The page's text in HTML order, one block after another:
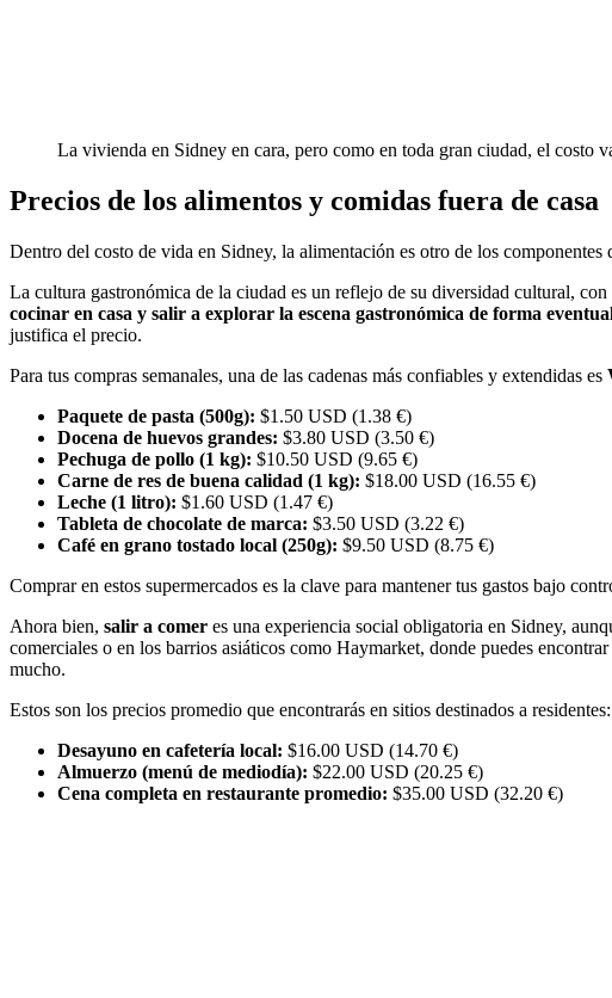
La vivienda en Sidney en cara, pero como en toda gran ciudad, el costo
Precios de los alimentos y comidas fuera de casa
Dentro del costo de vida en Sidney, la alimentación es otro de los
La cultura gastronómica de la ciudad es un reflejo de su diversidad cultural,
cocinar en casa y salir a explorar la escena gastronómica de forma
justifica el precio.
Para tus compras semanales, una de las cadenas más confiables y extendidas es
Paquete de pasta (500g): $1.50 USD (1.38 €)
Docena de huevos grandes: $3.80 USD (3.50 €)
Pechuga de pollo (1 kg): $10.50 USD (9.65 €)
Carne de res de buena calidad (1 kg): $18.00 USD (16.55 €)
Leche (1 litro): $1.60 USD (1.47 €)
Tableta de chocolate de marca: $3.50 USD (3.22 €)
Café en grano tostado local (250g): $9.50 USD (8.75 €)
Comprar en estos supermercados es la clave para mantener tus gastos bajo
Ahora bien, salir a comer es una experiencia social obligatoria en Sidney,
comerciales o en los barrios asiáticos como Haymarket, donde puedes
mucho.
Estos son los precios promedio que encontrarás en sitios destinados a residentes:
Desayuno en cafetería local: $16.00 USD (14.70 €)
Almuerzo (menú de mediodía): $22.00 USD (20.25 €)
Cena completa en restaurante promedio: $35.00 USD (32.20 €)